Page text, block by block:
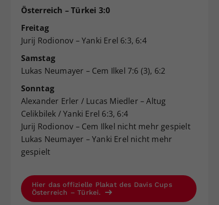
Österreich – Türkei 3:0
Freitag
Jurij Rodionov – Yanki Erel 6:3, 6:4
Samstag
Lukas Neumayer – Cem Ilkel 7:6 (3), 6:2
Sonntag
Alexander Erler / Lucas Miedler – Altug
Celikbilek / Yanki Erel 6:3, 6:4
Jurij Rodionov – Cem Ilkel nicht mehr gespielt
Lukas Neumayer – Yanki Erel nicht mehr
gespielt
Hier das offizielle Plakat des Davis Cups
Österreich – Türkei.